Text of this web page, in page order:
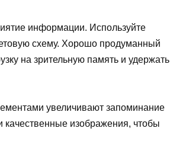
информации. Используйте
схему. Хорошо продуманный
на зрительную память и удержать
увеличивают запоминание
изображения, чтобы